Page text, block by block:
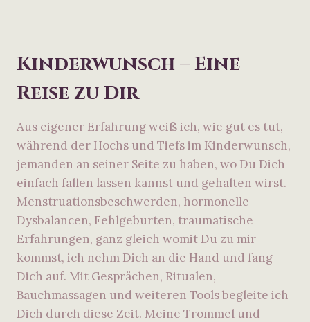
Kinderwunsch – Eine
Reise zu Dir
Aus eigener Erfahrung weiß ich, wie gut es tut,
während der Hochs und Tiefs im Kinderwunsch,
jemanden an seiner Seite zu haben, wo Du Dich
einfach fallen lassen kannst und gehalten wirst.
Menstruationsbeschwerden, hormonelle
Dysbalancen, Fehlgeburten, traumatische
Erfahrungen, ganz gleich womit Du zu mir
kommst, ich nehm Dich an die Hand und fang
Dich auf. Mit Gesprächen, Ritualen,
Bauchmassagen und weiteren Tools begleite ich
Dich durch diese Zeit. Meine Trommel und